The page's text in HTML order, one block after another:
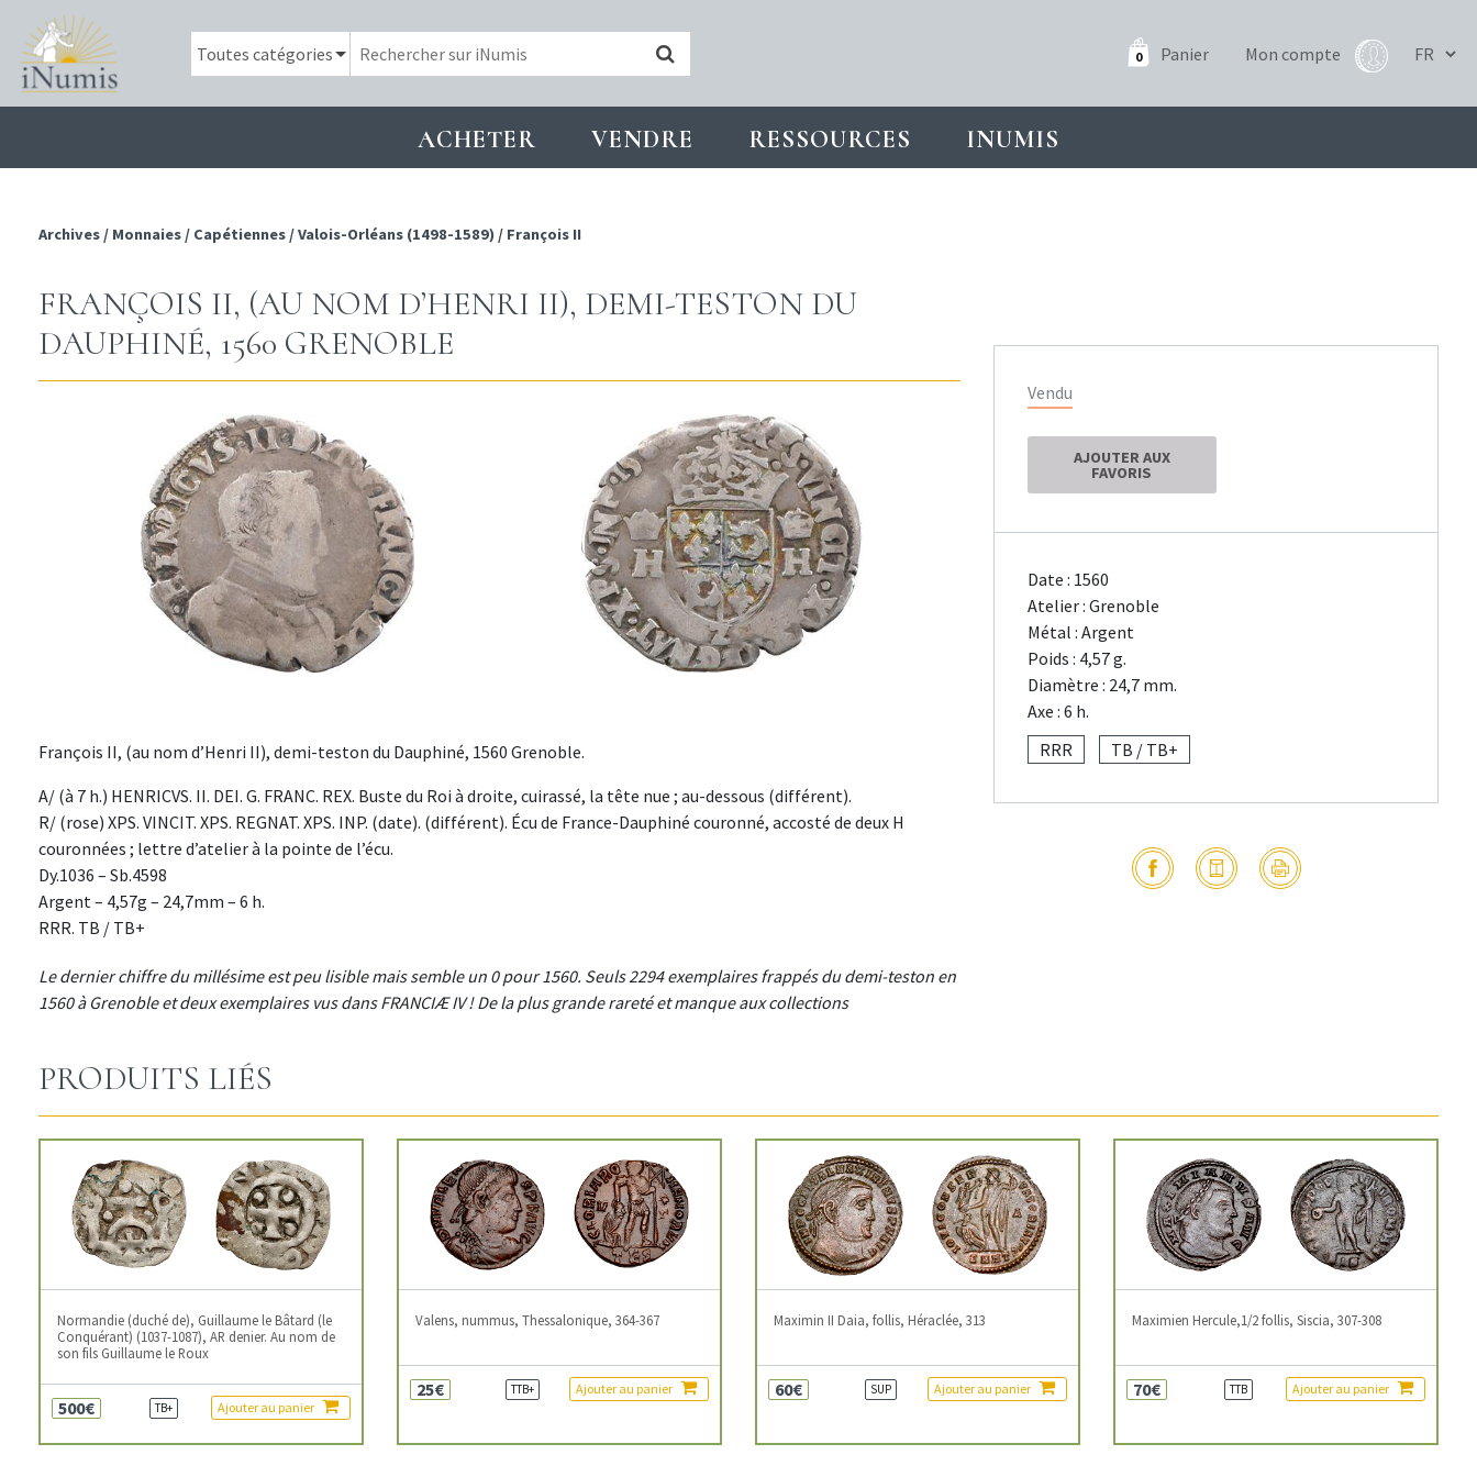
0 Panier Mon compte
ACHETER VENDRE RESSOURCES INUMIS
Archives / Monnaies / Capétiennes /Valois-Orléans (1498-1589) / François II
FRANÇOIS II, (AU NOM D’HENRI II), DEMI-TESTON DU
DAUPHINÉ, 1560 GRENOBLE
François II, (au nom d’Henri II), demi-teston du Dauphiné, 1560 Grenoble.
A/ (à 7 h.) HENRICVS. II. DEI. G. FRANC. REX. Buste du Roi à droite, cuirassé, la tête nue ; au-dessous (différent).
R/ (rose) XPS. VINCIT. XPS. REGNAT. XPS. INP. (date). (différent). Écu de France-Dauphiné couronné, accosté de deux H
couronnées ; lettre d’atelier à la pointe de l’écu.
Dy.1036 – Sb.4598
Argent – 4,57g – 24,7mm – 6 h.
RRR. TB / TB+
Le dernier chiffre du millésime est peu lisible mais semble un 0 pour 1560. Seuls 2294 exemplaires frappés du demi-teston en
1560 à Grenoble et deux exemplaires vus dans FRANCIÆ IV ! De la plus grande rareté et manque aux collections
Vendu
AJOUTER AUX
FAVORIS
Date : 1560
Atelier : Grenoble
Métal : Argent
Poids : 4,57 g.
Diamètre : 24,7 mm.
Axe : 6 h.
RRR
TB / TB+
PRODUITS LIÉS
Normandie (duché de), Guillaume le Bâtard (le
Conquérant) (1037-1087), AR denier. Au nom de
son fils Guillaume le Roux
500€ TB+ Ajouter au panier
Valens, nummus, Thessalonique, 364-367
25€ TTB+ Ajouter au panier
Maximin II Daia, follis, Héraclée, 313
60€ SUP Ajouter au panier
Maximien Hercule,1/2 follis, Siscia, 307-308
70€ TTB Ajouter au panier